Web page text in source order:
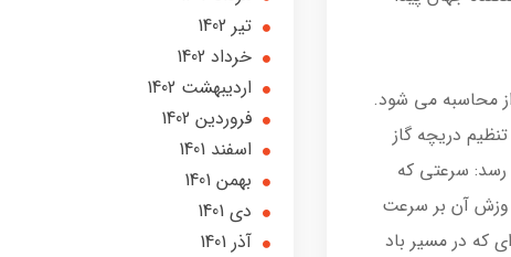
محاسبه می شود.
دریچه گاز
سرعتی که
وزش آن بر سرعت
که در مسیر باد
تير 1402
خرداد 1402
ارديبهشت 1402
فروردین 1402
اسفند 1401
بهمن 1401
دی 1401
آذر 1401